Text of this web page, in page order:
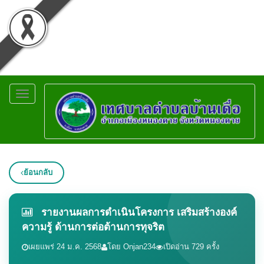
Toggle
navigation
ย้อนกลับ
รายงานผลการดำเนินโครงการ เสริมสร้างองค์
ความรู้ ด้านการต่อต้านการทุจริต
เผยแพร่ 24 ม.ค. 2568 โดย Onjan234 เปิดอ่าน 729 ครั้ง